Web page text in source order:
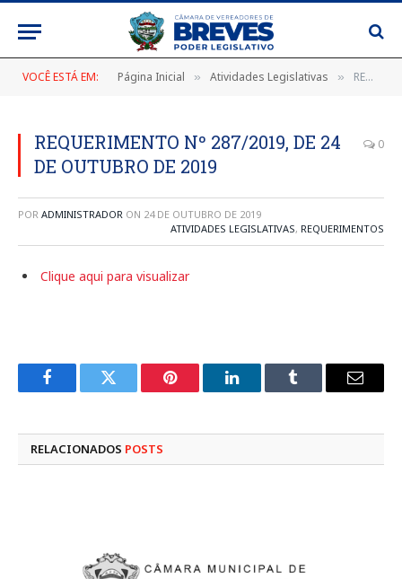
VOCÊ ESTÁ EM: Página Inicial » Atividades Legislativas » REQUERIMENTO Nº 287/2019, DE 24 DE OUTUBRO DE 2019
REQUERIMENTO Nº 287/2019, DE 24
DE OUTUBRO DE 2019
0
POR ADMINISTRADOR ON 24 DE OUTUBRO DE 2019
ATIVIDADES LEGISLATIVAS, REQUERIMENTOS
Clique aqui para visualizar
FacebookTwitter Pinterest LinkedInTumblr
E-
RELACIONADOS POSTS